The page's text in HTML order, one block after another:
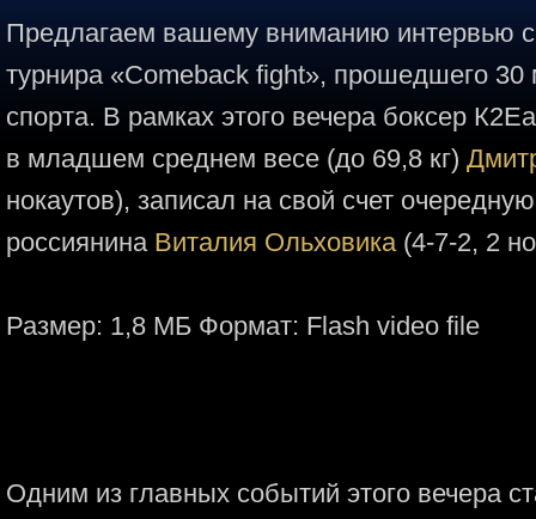
Предлагаем вашему вниманию интервью с
турнира «Comeback fight», прошедшего
спорта. В рамках этого вечера боксер
в младшем среднем весе (до 69,8 кг)
нокаутов), записал на свой счет
россиянина Виталия Ольховика(4-7-2, 2
Размер: 1,8 МБ Формат: Flash video file
Одним из главных событий этого вечера